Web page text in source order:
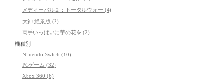
メディーバル２：トータルウォー (4)
大神 絶景版 (2)
両手いっぱいに芋の花を (2)
機種別
Nintendo Switch (10)
PCゲーム (32)
Xbox 360 (6)